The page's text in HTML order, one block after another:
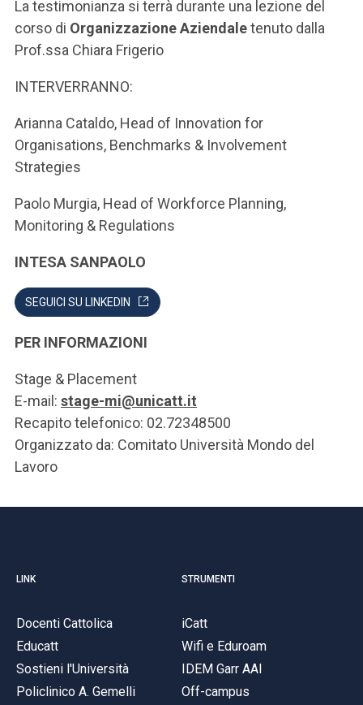
SEI UN DOCENTE O UN MEMBRO DELLO STAFF
ACCEDI A CLOUDMAIL
La testimonianza si terrà durante una lezione del
corso di Organizzazione Aziendaletenuto dalla
Prof.ssa Chiara Frigerio
INTERVERRANNO:
Arianna Cataldo, Head of Innovation for
Organisations, Benchmarks & Involvement
Strategies
Paolo Murgia, Head of Workforce Planning,
Monitoring & Regulations
INTESA SANPAOLO
SEGUICI SU LINKEDIN
PER INFORMAZIONI
Stage & Placement
E-mail: stage-mi@unicatt.it
Recapito telefonico: 02.72348500
Organizzato da: Comitato Università Mondo del
Lavoro
LINK
Docenti Cattolica
Educatt
Sostieni l'Università
Policlinico A. Gemelli
STRUMENTI
iCatt
Wifi e Eduroam
IDEM Garr AAI
Off-campus